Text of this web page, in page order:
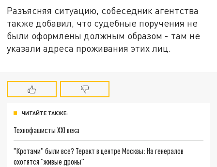
Разъясняя ситуацию, собеседник агентства
также добавил, что судебные поручения не
были оформлены должным образом - там не
указали адреса проживания этих лиц.
ЧИТАЙТЕ ТАКЖЕ:
Технофашисты XXI века
"Кротами" были все? Теракт в центре Москвы: На генералов
охотятся "живые дроны"